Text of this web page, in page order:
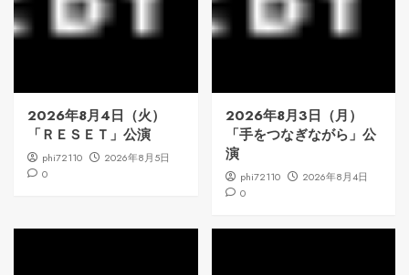
2026年8月4日（火）
「ＲＥＳＥＴ」公演
phi72110
2026年8月5日
0
2026年8月3日（月）
「手をつなぎながら」公
演
phi72110
2026年8月4日
0